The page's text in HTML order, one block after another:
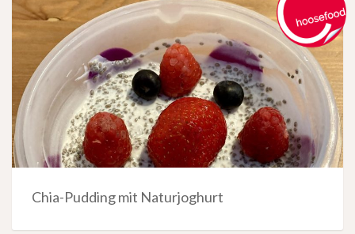
Chia-Pudding mit Naturjoghurt